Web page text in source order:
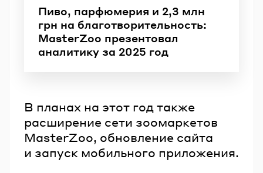
Пиво, парфюмерия и 2,3 млн
грн на благотворительность:
MasterZoo презентовал
аналитику за 2025 год
В планах на этот год также
расширение сети зоомаркетов
MasterZoo, обновление сайта
и запуск мобильного приложения.